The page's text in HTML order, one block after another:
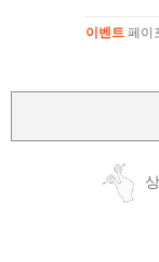
이벤트 페이